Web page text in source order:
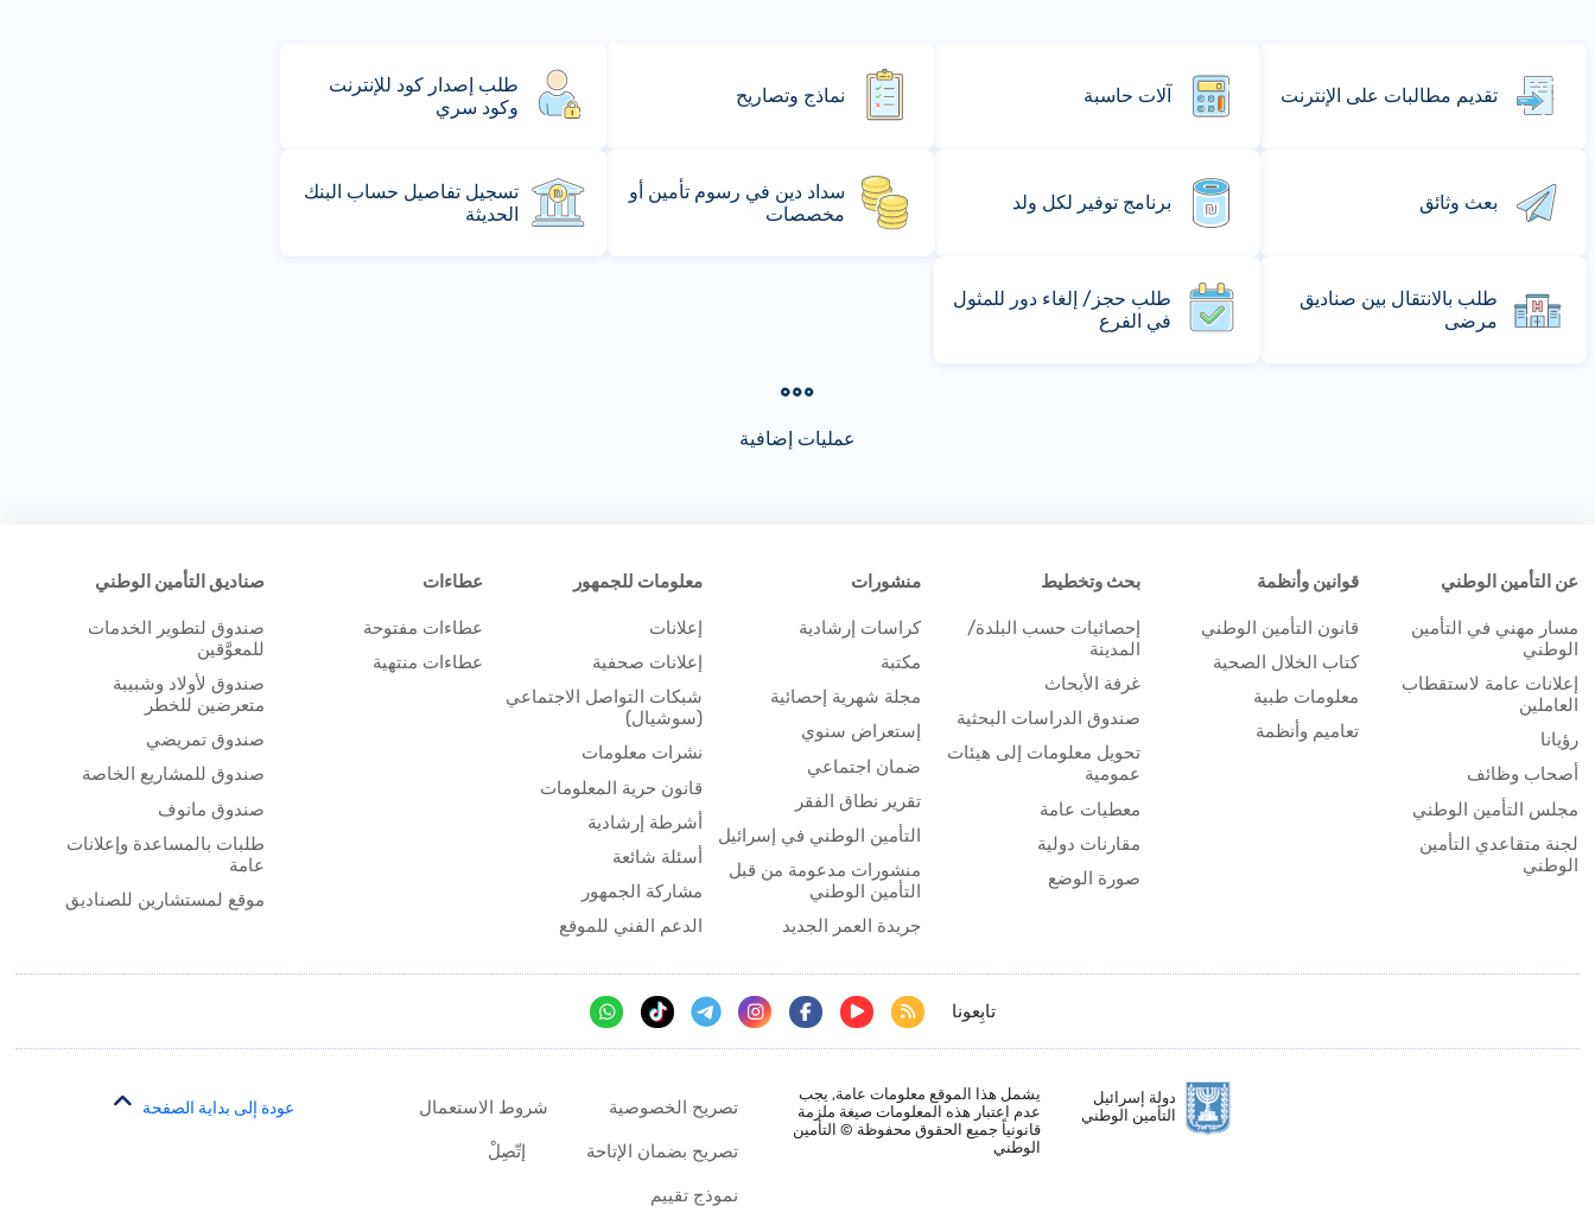
تقديم مطالبات على الإنترنت آلات حاسبة نماذج وتصاريح
طلب إصدار كود للإنترنت
وكود سري
بعث وثائق برنامج توفير لكل ولد
سداد دين في رسوم تأمين أو
مخصصات
تسجيل تفاصيل حساب البنك
الحديثة
طلب بالانتقال بين صناديق
مرضى
طلب حجز/ إلغاء دور للمثول
في الفرع
عمليات إضافية
عن التأمين الوطني
مسار مهني في التأمين
الوطني
إعلانات عامة لاستقطاب
العاملين
رؤيانا
أصحاب وظائف
مجلس التأمين الوطني
لجنة متقاعدي التأمين
الوطني
قوانين وأنظمة
قانون التأمين الوطني
كتاب الخلال الصحية
معلومات طبية
تعاميم وأنظمة
بحث وتخطيط
إحصائيات حسب البلدة/
المدينة
غرفة الأبحاث
صندوق الدراسات البحثية
تحويل معلومات إلى هيئات
عمومية
معطيات عامة
مقارنات دولية
صورة الوضع
منشورات
كراسات إرشادية
مكتبة
مجلة شهرية إحصائية
إستعراض سنوي
ضمان اجتماعي
تقرير نطاق الفقر
التأمين الوطني في إسرائيل
منشورات مدعومة من قبل
التأمين الوطني
جريدة العمر الجديد
معلومات للجمهور
إعلانات
إعلانات صحفية
شبكات التواصل الاجتماعي
(سوشيال)
نشرات معلومات
قانون حرية المعلومات
أشرطة إرشادية
أسئلة شائعة
مشاركة الجمهور
الدعم الفني للموقع
عطاءات
عطاءات مفتوحة
عطاءات منتهية
صناديق التأمين الوطني
صندوق لتطوير الخدمات
للمعوَّقين
صندوق لأولاد وشبيبة
متعرضين للخطر
صندوق تمريضي
صندوق للمشاريع الخاصة
صندوق مانوف
طلبات بالمساعدة وإعلانات
عامة
موقع لمستشارين للصناديق
دولة إسرائيل
التأمين الوطني
يشمل هذا الموقع معلومات عامة, يجب
عدم اعتبار هذه المعلومات صيغة ملزمة
قانونياً جميع الحقوق محفوظة © التأمين
الوطني
تابِعونا
تصريح الخصوصية شروط الاستعمال
تصريح بضمان الإتاحة إتّصِلْ
نموذج تقييم
عودة إلى بداية الصفحة